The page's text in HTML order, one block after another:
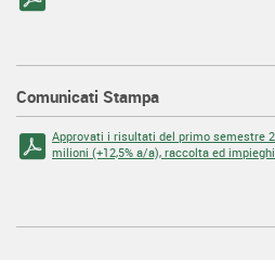
Comunicati Stampa
Approvati i risultati del primo semestre
milioni (+12,5% a/a), raccolta ed